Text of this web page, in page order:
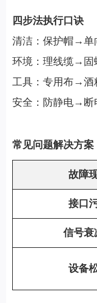
四步法执行口诀
清洁：保护帽→单
环境：理线缆→
工具：专用布→酒
安全：防静电→
常见问题解决方案
故障
接口
信号衰
设备